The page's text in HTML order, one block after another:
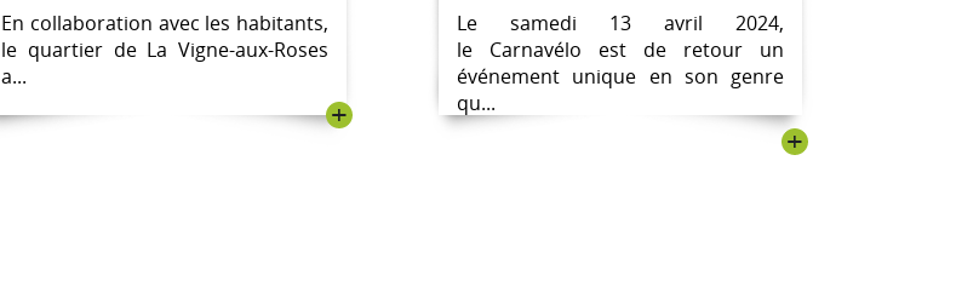
En collaboration avec les habitants,
le quartier de La Vigne-aux-Roses
a...
+
Le samedi 13 avril 2024,
le Carnavélo est de retour un
événement unique en son genre
qu...
+